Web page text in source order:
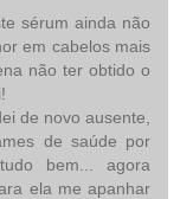
sérum ainda não
em cabelos mais
não ter obtido o
de novo ausente,
de saúde por
bem... agora
ela me apanhar